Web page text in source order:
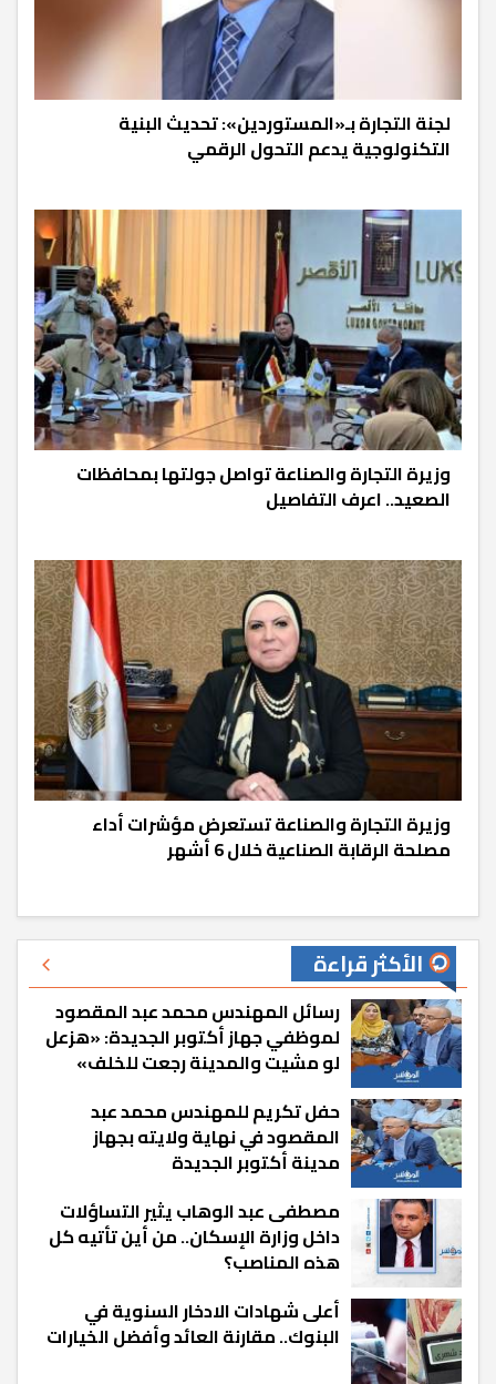
لجنة التجارة بـ«المستوردين»: تحديث البنية
التكنولوجية يدعم التحول الرقمي
وزيرة التجارة والصناعة تواصل جولتها بمحافظات
الصعيد.. اعرف التفاصيل
وزيرة التجارة والصناعة تستعرض مؤشرات أداء
مصلحة الرقابة الصناعية خلال 6 أشهر
الأكثر قراءة
رسائل المهندس محمد عبد المقصود
لموظفي جهاز أكتوبر الجديدة: «هزعل
لو مشيت والمدينة رجعت للخلف»
حفل تكريم للمهندس محمد عبد
المقصود في نهاية ولايته بجهاز
مدينة أكتوبر الجديدة
مصطفى عبد الوهاب يثير التساؤلات
داخل وزارة الإسكان.. من أين تأتيه كل
هذه المناصب؟
أعلى شهادات الادخار السنوية في
البنوك.. مقارنة العائد وأفضل الخيارات